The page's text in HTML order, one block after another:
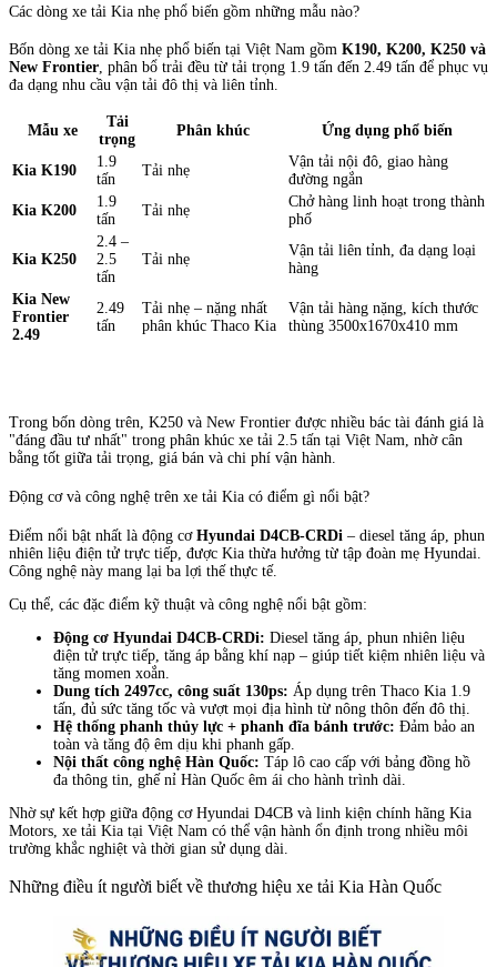
Các dòng xe tải Kia nhẹ phổ biến gồm những mẫu nào?
Bốn dòng xe tải Kia nhẹ phổ biến tại Việt Nam gồm K190, K200, K250 và
New Frontier, phân bổ trải đều từ tải trọng 1.9 tấn đến 2.49 tấn để phục vụ
đa dạng nhu cầu vận tải đô thị và liên tỉnh.
Mẫu xe
Tải
trọng
Phân khúc Ứng dụng phổ biến
Kia K190
1.9
tấn
Tải nhẹ
Vận tải nội đô, giao hàng
đường ngắn
Kia K200
1.9
tấn
Tải nhẹ
Chở hàng linh hoạt trong thành
phố
Kia K250
2.4 –
2.5
tấn
Tải nhẹ
Vận tải liên tỉnh, đa dạng loại
hàng
Kia New
Frontier
2.49
2.49
tấn
Tải nhẹ – nặng nhất
phân khúc Thaco Kia
Vận tải hàng nặng, kích thước
thùng 3500x1670x410 mm
Trong bốn dòng trên, K250 và New Frontier được nhiều bác tài đánh giá là
"đáng đầu tư nhất" trong phân khúc xe tải 2.5 tấn tại Việt Nam, nhờ cân
bằng tốt giữa tải trọng, giá bán và chi phí vận hành.
Động cơ và công nghệ trên xe tải Kia có điểm gì nổi bật?
Điểm nổi bật nhất là động cơ Hyundai D4CB-CRDi – diesel tăng áp, phun
nhiên liệu điện tử trực tiếp, được Kia thừa hưởng từ tập đoàn mẹ Hyundai.
Công nghệ này mang lại ba lợi thế thực tế.
Cụ thể, các đặc điểm kỹ thuật và công nghệ nổi bật gồm:
Động cơ Hyundai D4CB-CRDi: Diesel tăng áp, phun nhiên liệu
điện tử trực tiếp, tăng áp bằng khí nạp – giúp tiết kiệm nhiên liệu và
tăng momen xoắn.
Dung tích 2497cc, công suất 130ps: Áp dụng trên Thaco Kia 1.9
tấn, đủ sức tăng tốc và vượt mọi địa hình từ nông thôn đến đô thị.
Hệ thống phanh thủy lực + phanh đĩa bánh trước: Đảm bảo an
toàn và tăng độ êm dịu khi phanh gấp.
Nội thất công nghệ Hàn Quốc: Táp lô cao cấp với bảng đồng hồ
đa thông tin, ghế nỉ Hàn Quốc êm ái cho hành trình dài.
Nhờ sự kết hợp giữa động cơ Hyundai D4CB và linh kiện chính hãng Kia
Motors, xe tải Kia tại Việt Nam có thể vận hành ổn định trong nhiều môi
trường khắc nghiệt và thời gian sử dụng dài.
Những điều ít người biết về thương hiệu xe tải Kia Hàn Quốc